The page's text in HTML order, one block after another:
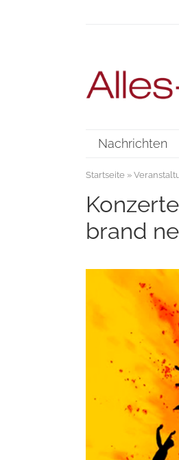
Nachrichten
Startseite»
brand